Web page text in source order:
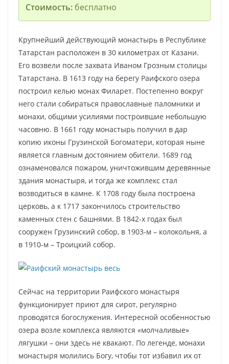
Стоимость:бесплатно
Крупнейший действующий монастырь в Республике
Татарстан расположен в 30 километрах от Казани.
Его возвели после захвата Иваном Грозным столицы
Татарстана. В 1613 году на берегу Раифского озера
построил келью монах Филарет. Постепенно вокруг
него стали собираться православные паломники и
монахи, общими усилиями построившие небольшую
часовню. В 1661 году монастырь получил в дар
копию иконы Грузинской Богоматери, которая ныне
является главным достоянием обители. 1689 год
ознаменовался пожаром, уничтожившим деревянные
здания монастыря, и тогда же комплекс стал
возводиться в камне. К 1708 году была построена
церковь, а к 1717 закончилось строительство
каменных стен с башнями. В 1842-х годах был
сооружен Грузинский собор, в 1903-м – колокольня, а
в 1910-м – Троицкий собор.
Сейчас на территории Раифского монастыря
функционирует приют для сирот, регулярно
проводятся богослужения. Интересной особенностью
озера возле комплекса являются «молчаливые»
лягушки – они здесь не квакают. По легенде, монахи
монастыря молились Богу, чтобы тот избавил их от